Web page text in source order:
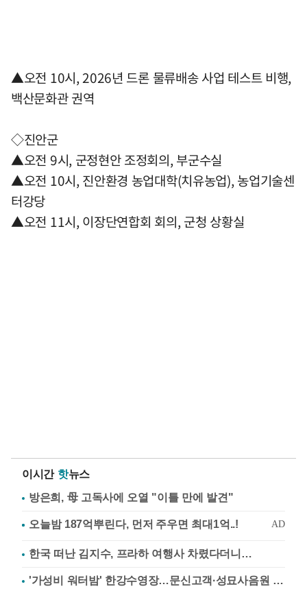
▲오전 10시, 2026년 드론 물류배송 사업 테스트 비행,
백산문화관 권역
◇진안군
▲오전 9시, 군정현안 조정회의, 부군수실
▲오전 10시, 진안환경 농업대학(치유농업), 농업기술센
터강당
▲오전 11시, 이장단연합회 회의, 군청 상황실
이시간 핫뉴스
방은희, 母 고독사에 오열 "이틀 만에 발견"
한국 떠난 김지수, 프라하 여행사 차렸다더니…
'가성비 워터밤' 한강수영장…문신고객·성묘사음원 민원